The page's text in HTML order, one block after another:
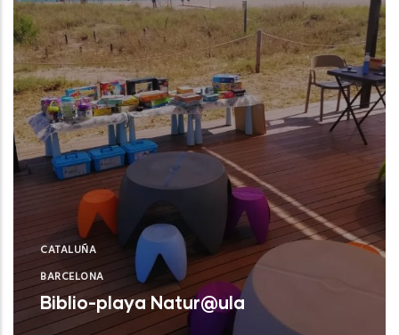
CATALUÑA
BARCELONA
Biblio-playa Natur@ula